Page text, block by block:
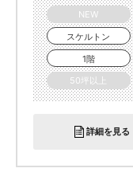
NEW
スケルトン
1階
50坪以上
詳細を見る